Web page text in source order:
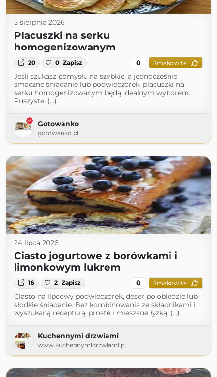
5 sierpnia 2026
Placuszki na serku
homogenizowanym
20 0 Zapisz 0 Smakowite
Jeśli szukasz pomysłu na szybkie, a jednocześnie
smaczne śniadanie lub podwieczorek, placuszki na
serku homogenizowanym będą idealnym wyborem.
Puszyste, (...)
Gotowanko
gotowanko.pl
24 lipca 2026
Ciasto jogurtowe z borówkami i
limonkowym lukrem
16 2 Zapisz 0 Smakowite
Ciasto na lipcowy podwieczorek, deser po obiedzie lub
słodkie śniadanie. Bez kombinowania ze składnikami i
wyszukaną recepturą, proste i mieszane łyżką. (...)
Kuchennymi drzwiami
www.kuchennymidrzwiami.pl